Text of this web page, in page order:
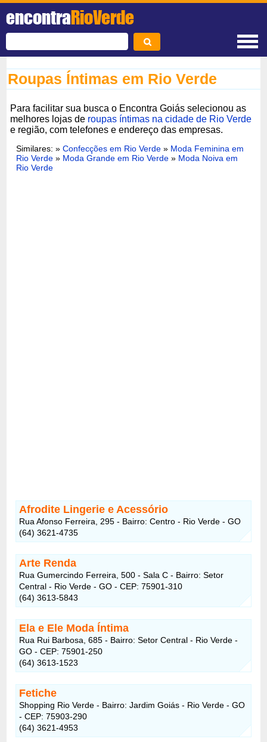
encontraRioVerde
Roupas Íntimas em Rio Verde
Para facilitar sua busca o Encontra Goiás selecionou as
melhores lojas de roupas íntimas na cidade de Rio Verde
e região, com telefones e endereço das empresas.
Similares: »Confecções em Rio Verde » Moda Feminina em
Rio Verde » Moda Grande em Rio Verde » Moda Noiva em
Rio Verde
Afrodite Lingerie e Acessório
Rua Afonso Ferreira, 295 - Bairro: Centro - Rio Verde - GO
(64) 3621-4735
Arte Renda
Rua Gumercindo Ferreira, 500 - Sala C - Bairro: Setor
Central - Rio Verde - GO - CEP: 75901-310
(64) 3613-5843
Ela e Ele Moda Íntima
Rua Rui Barbosa, 685 - Bairro: Setor Central - Rio Verde -
GO - CEP: 75901-250
(64) 3613-1523
Fetiche
Shopping Rio Verde - Bairro: Jardim Goiás - Rio Verde - GO
- CEP: 75903-290
(64) 3621-4953